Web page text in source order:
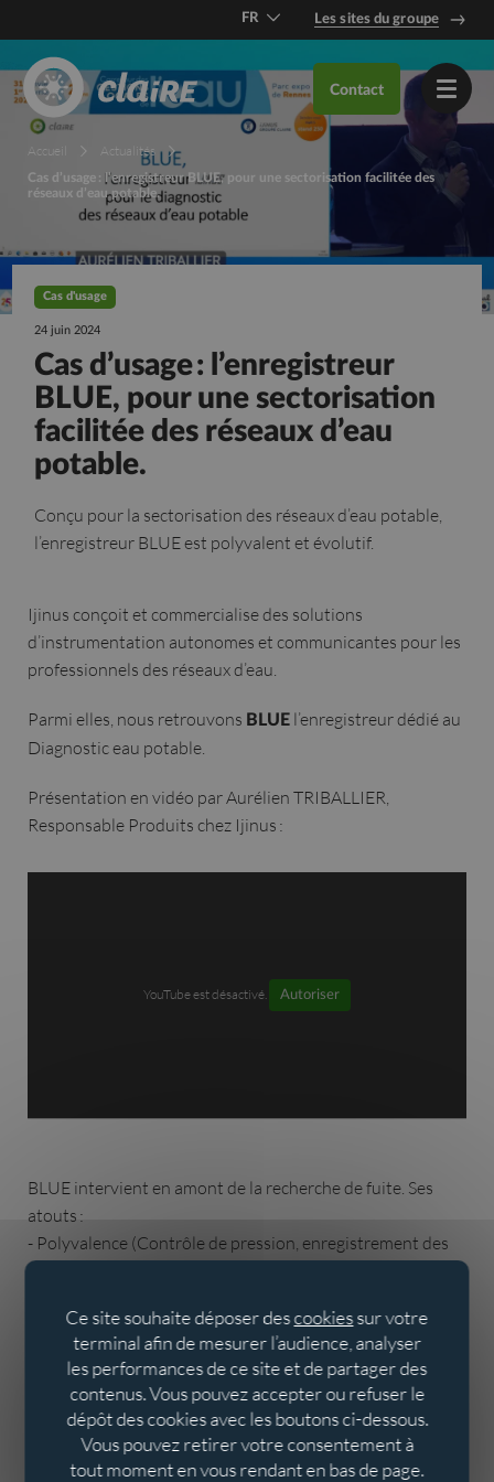
FR Les sites du groupe
Contact
Accueil Actualités
Cas d’usage : l’enregistreur BLUE, pour une sectorisation facilitée des
réseaux d’eau potable.
Cas d'usage
24 juin 2024
Cas d’usage : l’enregistreur
BLUE, pour une sectorisation
facilitée des réseaux d’eau
potable.
Conçu pour la sectorisation des réseaux d’eau potable,
l’enregistreur BLUE est polyvalent et évolutif.
Ijinus conçoit et commercialise des solutions
d’instrumentation autonomes et communicantes pour les
professionnels des réseaux d’eau.
Parmi elles, nous retrouvons BLUE l’enregistreur dédié au
Diagnostic eau potable.
Présentation en vidéo par Aurélien TRIBALLIER,
Responsable Produits chez Ijinus :
YouTube est désactivé. Autoriser
BLUE intervient en amont de la recherche de fuite. Ses
atouts :
- Polyvalence (Contrôle de pression, enregistrement des
débits, des volumes...)
de communication).
Il permet de suivre les données clés de sectorisation, de
minimiser les pertes d’eau avec l’identification et
l’intervention sur les secteurs concernés, d’accroitre le
rendement du réseau et d’identifier les secteurs
Ce site souhaite déposer descookiessur votre
terminal afin de mesurer l’audience, analyser
les performances de ce site et de partager des
contenus. Vous pouvez accepter ou refuser le
dépôt des cookies avec les boutons ci-dessous.
Vous pouvez retirer votre consentement à
tout moment en vous rendant en bas de page.